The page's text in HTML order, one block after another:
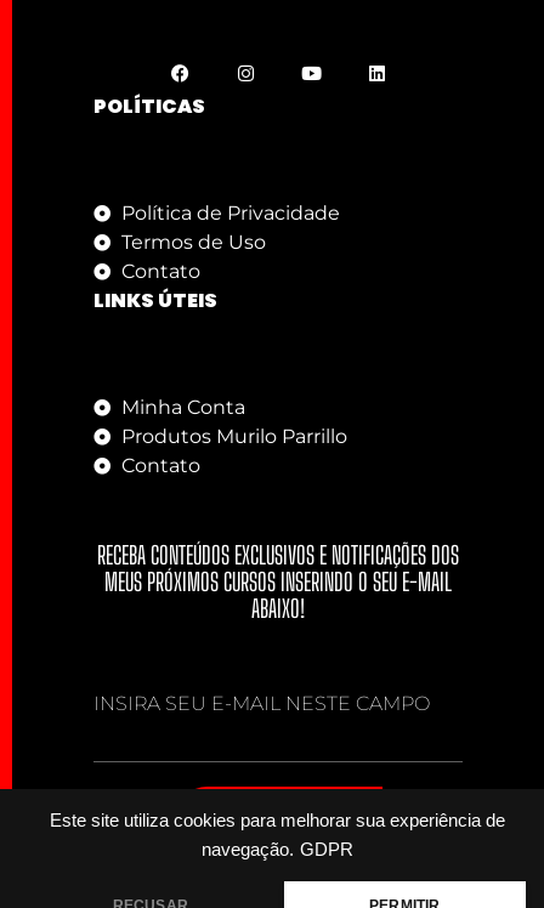
Este site utiliza cookies para melhorar sua experiência de
navegação. GDPR
POLÍTICAS
Política de Privacidade
Termos de Uso
Contato
LINKS ÚTEIS
Minha Conta
Produtos Murilo Parrillo
Contato
RECEBA CONTEÚDOS EXCLUSIVOS E NOTIFICAÇÕES DOS
MEUS PRÓXIMOS CURSOS INSERINDO O SEU E-MAIL
ABAIXO!
INSIRA SEU E-MAIL NESTE CAMPO
INSCREVER